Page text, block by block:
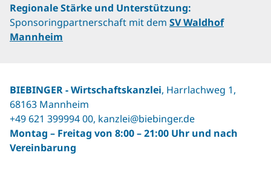
Regionale Stärke und Unterstützung:
Sponsoringpartnerschaft mit dem SV Waldhof
Mannheim
BIEBINGER ‐ Wirtschaftskanzlei, Harrlachweg 1,
68163 Mannheim
+49 621 399994 00, kanzlei@biebinger.de
Montag – Freitag von 8:00 – 21:00 Uhr und nach
Vereinbarung